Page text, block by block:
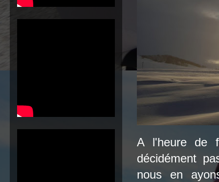
A l'heure de
décidément
nous en